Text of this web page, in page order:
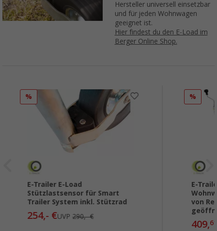
Hersteller universell einsetzbar
und für jeden Wohnwagen
geeignet ist.
Hier findest du den E-Load im
Berger Online Shop.
%
E-Trailer E-Load
Stützlastsensor für Smart
Trailer System inkl. Stützrad
254,- €UVP290,- €
%
E-
von
409,